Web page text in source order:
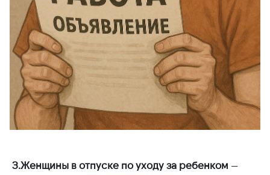
3.Женщины в отпуске по уходу за ребенком —